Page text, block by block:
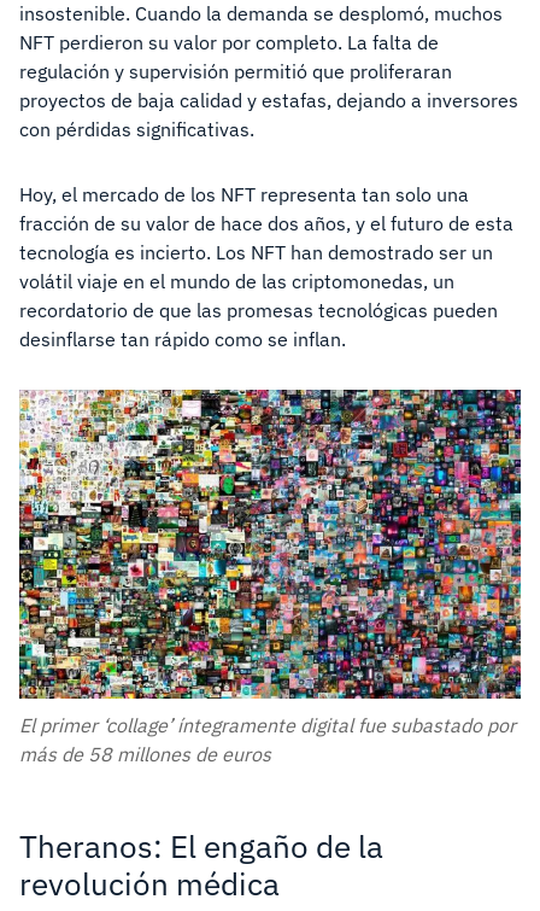
insostenible. Cuando la demanda se desplomó, muchos
NFT perdieron su valor por completo. La falta de
regulación y supervisión permitió que proliferaran
proyectos de baja calidad y estafas, dejando a inversores
con pérdidas significativas.
Hoy, el mercado de los NFT representa tan solo una
fracción de su valor de hace dos años, y el futuro de esta
tecnología es incierto. Los NFT han demostrado ser un
volátil viaje en el mundo de las criptomonedas, un
recordatorio de que las promesas tecnológicas pueden
desinflarse tan rápido como se inflan.
El primer ‘collage’ íntegramente digital fue subastado por
más de 58 millones de euros
Theranos: El engaño de la
revolución médica